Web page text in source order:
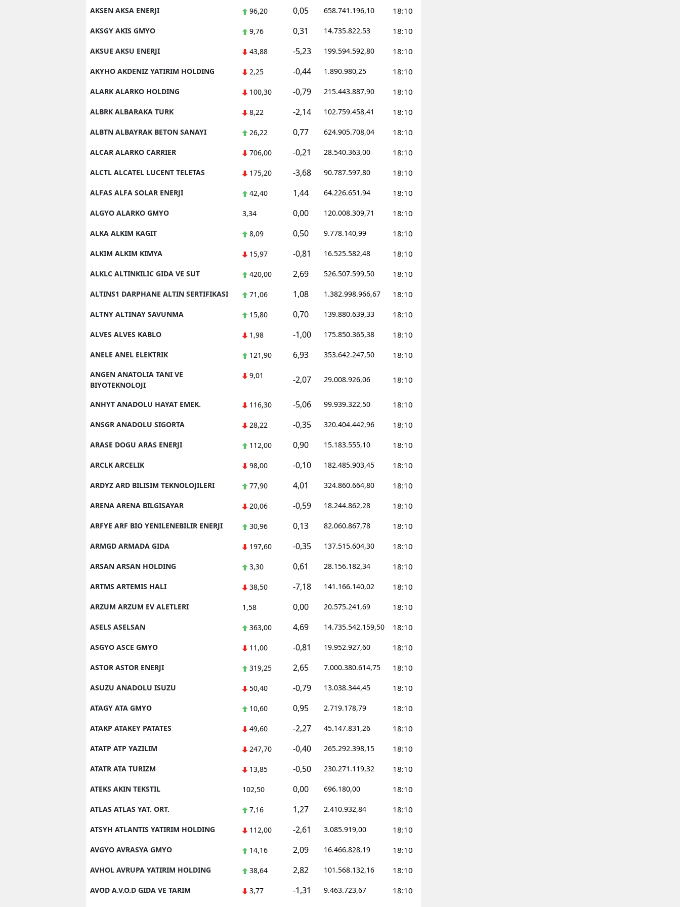
AKSEN AKSA ENERJI 96,20 0,05 658.741.196,10 18:10
AKSGY AKIS GMYO 9,76 0,31 14.735.822,53 18:10
AKSUE AKSU ENERJI 43,88 -5,23 199.594.592,80 18:10
AKYHO AKDENIZ YATIRIM HOLDING 2,25 -0,44 1.890.980,25 18:10
ALARK ALARKO HOLDING 100,30 -0,79 215.443.887,90 18:10
ALBRK ALBARAKA TURK 8,22 -2,14 102.759.458,41 18:10
ALBTN ALBAYRAK BETON SANAYI 26,22 0,77 624.905.708,04 18:10
ALCAR ALARKO CARRIER 706,00 -0,21 28.540.363,00 18:10
ALCTL ALCATEL LUCENT TELETAS 175,20 -3,68 90.787.597,80 18:10
ALFAS ALFA SOLAR ENERJI 42,40 1,44 64.226.651,94 18:10
ALGYO ALARKO GMYO 3,34 0,00 120.008.309,71 18:10
ALKA ALKIM KAGIT 8,09 0,50 9.778.140,99 18:10
ALKIM ALKIM KIMYA 15,97 -0,81 16.525.582,48 18:10
ALKLC ALTINKILIC GIDA VE SUT 420,00 2,69 526.507.599,50 18:10
ALTINS1 DARPHANE ALTIN SERTIFIKASI 71,06 1,08 1.382.998.966,67 18:10
ALTNY ALTINAY SAVUNMA 15,80 0,70 139.880.639,33 18:10
ALVES ALVES KABLO 1,98 -1,00 175.850.365,38 18:10
ANELE ANEL ELEKTRIK 121,90 6,93 353.642.247,50 18:10
ANGEN ANATOLIA TANI VE
BIYOTEKNOLOJI
9,01 -2,07 29.008.926,06 18:10
ANHYT ANADOLU HAYAT EMEK. 116,30 -5,06 99.939.322,50 18:10
ANSGR ANADOLU SIGORTA 28,22 -0,35 320.404.442,96 18:10
ARASE DOGU ARAS ENERJI 112,00 0,90 15.183.555,10 18:10
ARCLK ARCELIK 98,00 -0,10 182.485.903,45 18:10
ARDYZ ARD BILISIM TEKNOLOJILERI 77,90 4,01 324.860.664,80 18:10
ARENA ARENA BILGISAYAR 20,06 -0,59 18.244.862,28 18:10
ARFYE ARF BIO YENILENEBILIR ENERJI 30,96 0,13 82.060.867,78 18:10
ARMGD ARMADA GIDA 197,60 -0,35 137.515.604,30 18:10
ARSAN ARSAN HOLDING 3,30 0,61 28.156.182,34 18:10
ARTMS ARTEMIS HALI 38,50 -7,18 141.166.140,02 18:10
ARZUM ARZUM EV ALETLERI 1,58 0,00 20.575.241,69 18:10
ASELS ASELSAN 363,00 4,69 14.735.542.159,50 18:10
ASGYO ASCE GMYO 11,00 -0,81 19.952.927,60 18:10
ASTOR ASTOR ENERJI 319,25 2,65 7.000.380.614,75 18:10
ASUZU ANADOLU ISUZU 50,40 -0,79 13.038.344,45 18:10
ATAGY ATA GMYO 10,60 0,95 2.719.178,79 18:10
ATAKP ATAKEY PATATES 49,60 -2,27 45.147.831,26 18:10
ATATP ATP YAZILIM 247,70 -0,40 265.292.398,15 18:10
ATATR ATA TURIZM 13,85 -0,50 230.271.119,32 18:10
ATEKS AKIN TEKSTIL 102,50 0,00 696.180,00 18:10
ATLAS ATLAS YAT. ORT. 7,16 1,27 2.410.932,84 18:10
ATSYH ATLANTIS YATIRIM HOLDING 112,00 -2,61 3.085.919,00 18:10
AVGYO AVRASYA GMYO 14,16 2,09 16.466.828,19 18:10
AVHOL AVRUPA YATIRIM HOLDING 38,64 2,82 101.568.132,16 18:10
AVOD A.V.O.D GIDA VE TARIM 3,77 -1,31 9.463.723,67 18:10